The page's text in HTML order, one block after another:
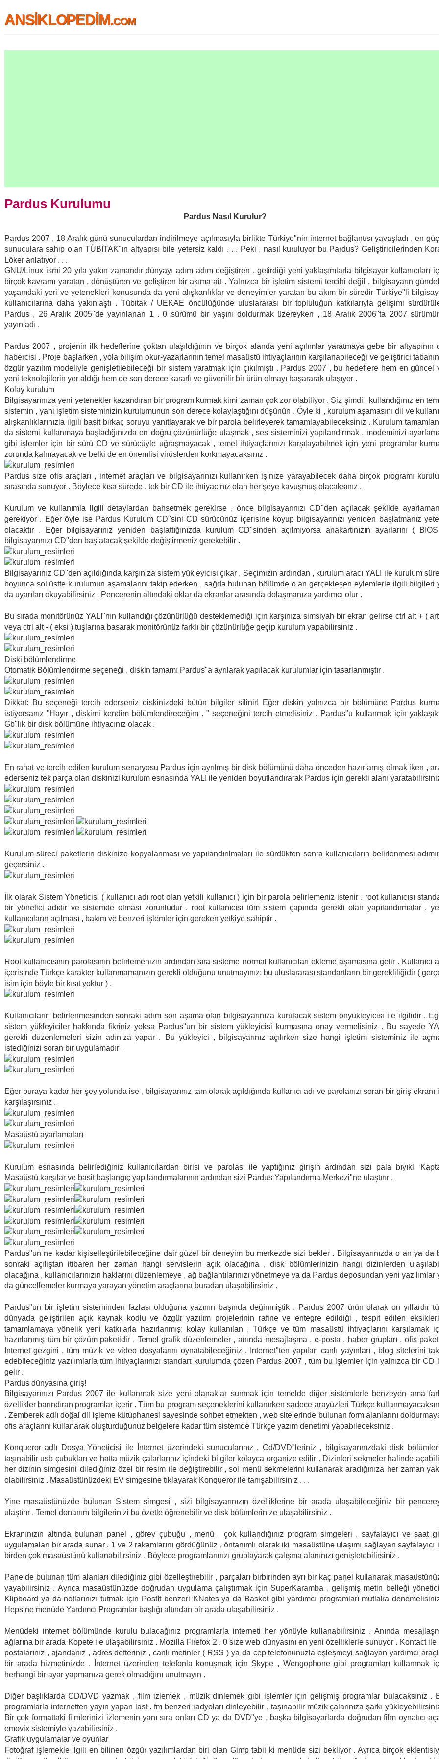
ANSİKLOPEDİM.com
Pardus Kurulumu
Pardus Nasıl Kurulur?
Pardus 2007 , 18 Aralık günü sunuculardan indirilmeye açılmasıyla birlikte Türkiye"nin internet bağlantısı yavaşladı , en
sunuculara sahip olan TÜBİTAK"ın altyapısı bile yetersiz kaldı . . . Peki , nasıl kuruluyor bu Pardus? Geliştiricilerinden
Löker anlatıyor . . .
GNU/Linux ismi 20 yıla yakın zamandır dünyayı adım adım değiştiren , getirdiği yeni yaklaşımlarla bilgisayar kullanıcıları
birçok kavramı yaratan , dönüştüren ve geliştiren bir akıma ait . Yalnızca bir işletim sistemi tercihi değil , bilgisayarın
yaşamdaki yeri ve yetenekleri konusunda da yeni alışkanlıklar ve deneyimler yaratan bu akım bir süredir Türkiye"li
kullanıcılarına daha yakınlaştı . Tübitak / UEKAE öncülüğünde uluslararası bir topluluğun katkılarıyla gelişimi
Pardus , 26 Aralık 2005"de yayınlanan 1 . 0 sürümü bir yaşını doldurmak üzereyken , 18 Aralık 2006"ta 2007
yayınladı .
Pardus 2007 , projenin ilk hedeflerine çoktan ulaşıldığının ve birçok alanda yeni açılımlar yaratmaya gebe bir altyapının
habercisi . Proje başlarken , yola bilişim okur-yazarlarının temel masaüstü ihtiyaçlarının karşılanabileceği ve geliştirici
özgür yazılım modeliyle genişletilebileceği bir sistem yaratmak için çıkılmıştı . Pardus 2007 , bu hedeflere hem en güncel
yeni teknolojilerin yer aldığı hem de son derece kararlı ve güvenilir bir ürün olmayı başararak ulaşıyor .
Kolay kurulum
Bilgisayarınıza yeni yetenekler kazandıran bir program kurmak kimi zaman çok zor olabiliyor . Siz şimdi , kullandığınız en
sistemin , yani işletim sisteminizin kurulumunun son derece kolaylaştığını düşünün . Öyle ki , kurulum aşamasını dil ve
alışkanlıklarınızla ilgili basit birkaç soruyu yanıtlayarak ve bir parola belirleyerek tamamlayabileceksiniz . Kurulum
da sistemi kullanmaya başladığınızda en doğru çözünürlüğe ulaşmak , ses sisteminizi yapılandırmak , modeminizi
gibi işlemler için bir sürü CD ve sürücüyle uğraşmayacak , temel ihtiyaçlarınızı karşılayabilmek için yeni programlar
zorunda kalmayacak ve belki de en önemlisi virüslerden korkmayacaksınız .
Pardus size ofis araçları , internet araçları ve bilgisayarınızı kullanırken işinize yarayabilecek daha birçok programı
sırasında sunuyor . Böylece kısa sürede , tek bir CD ile ihtiyacınız olan her şeye kavuşmuş olacaksınız .
Kurulum ve kullanımla ilgili detaylardan bahsetmek gerekirse , önce bilgisayarınızı CD"den açılacak şekilde
gerekiyor . Eğer öyle ise Pardus Kurulum CD"sini CD sürücünüz içerisine koyup bilgisayarınızı yeniden başlatmanız
olacaktır . Eğer bilgisayarınız yeniden başlattığınızda kurulum CD"sinden açılmıyorsa anakartınızın ayarlarını (
bilgisayarınızı CD"den başlatacak şekilde değiştirmeniz gerekebilir .
Bilgisayarınız CD"den açıldığında karşınıza sistem yükleyicisi çıkar . Seçimizin ardından , kurulum aracı YALI ile kurulum
boyunca sol üstte kurulumun aşamalarını takip ederken , sağda bulunan bölümde o an gerçekleşen eylemlerle ilgili bilgileri
da uyarıları okuyabilirsiniz . Pencerenin altındaki oklar da ekranlar arasında dolaşmanıza yardımcı olur .
Bu sırada monitörünüz YALI"nın kullandığı çözünürlüğü desteklemediği için karşınıza simsiyah bir ekran gelirse ctrl alt + (
veya ctrl alt - ( eksi ) tuşlarına basarak monitörünüz farklı bir çözünürlüğe geçip kurulum yapabilirsiniz .
Diski bölümlendirme
Otomatik Bölümlendirme seçeneği , diskin tamamı Pardus"a ayrılarak yapılacak kurulumlar için tasarlanmıştır .
Dikkat: Bu seçeneği tercih ederseniz diskinizdeki bütün bilgiler silinir! Eğer diskin yalnızca bir bölümüne Pardus
istiyorsanız "Hayır , diskimi kendim bölümlendireceğim . " seçeneğini tercih etmelisiniz . Pardus"u kullanmak için
Gb"lık bir disk bölümüne ihtiyacınız olacak .
En rahat ve tercih edilen kurulum senaryosu Pardus için ayrılmış bir disk bölümünü daha önceden hazırlamış olmak iken ,
ederseniz tek parça olan diskinizi kurulum esnasında YALI ile yeniden boyutlandırarak Pardus için gerekli alanı
Kurulum süreci paketlerin diskinize kopyalanması ve yapılandırılmaları ile sürdükten sonra kullanıcıların belirlenmesi
geçersiniz .
İlk olarak Sistem Yöneticisi ( kullanıcı adı root olan yetkili kullanıcı ) için bir parola belirlemeniz istenir . root kullanıcısı
bir yönetici adıdır ve sistemde olması zorunludur . root kullanıcısı tüm sistem çapında gerekli olan yapılandırmalar ,
kullanıcıların açılması , bakım ve benzeri işlemler için gereken yetkiye sahiptir .
Root kullanıcısının parolasının belirlemenizin ardından sıra sisteme normal kullanıcıları ekleme aşamasına gelir . Kullanıcı
içerisinde Türkçe karakter kullanmamanızın gerekli olduğunu unutmayınız; bu uluslararası standartların bir gerekliliğidir (
isim için böyle bir kısıt yoktur ) .
Kullanıcıların belirlenmesinden sonraki adım son aşama olan bilgisayarınıza kurulacak sistem önyükleyicisi ile ilgilidir .
sistem yükleyiciler hakkında fikriniz yoksa Pardus"un bir sistem yükleyicisi kurmasına onay vermelisiniz . Bu sayede
gerekli düzenlemeleri sizin adınıza yapar . Bu yükleyici , bilgisayarınız açılırken size hangi işletim sisteminiz ile
istediğinizi soran bir uygulamadır .
Eğer buraya kadar her şey yolunda ise , bilgisayarınız tam olarak açıldığında kullanıcı adı ve parolanızı soran bir giriş ekranı
karşılaşırsınız .
Masaüstü ayarlamaları
Kurulum esnasında belirlediğiniz kullanıcılardan birisi ve parolası ile yaptığınız girişin ardından sizi pala bıyıklı
Masaüstü karşılar ve basit başlangıç yapılandırmalarının ardından sizi Pardus Yapılandırma Merkezi"ne ulaştırır .
Pardus"un ne kadar kişiselleştirilebileceğine dair güzel bir deneyim bu merkezde sizi bekler . Bilgisayarınızda o an ya da
sonraki açılıştan itibaren her zaman hangi servislerin açık olacağına , disk bölümlerinizin hangi dizinlerden
olacağına , kullanıcılarınızın haklarını düzenlemeye , ağ bağlantılarınızı yönetmeye ya da Pardus deposundan yeni yazılımlar
da güncellemeler kurmaya yarayan yönetim araçlarına buradan ulaşabilirsiniz .
Pardus"un bir işletim sisteminden fazlası olduğuna yazının başında değinmiştik . Pardus 2007 ürün olarak on yıllardır
dünyada geliştirilen açık kaynak kodlu ve özgür yazılım projelerinin rafine ve entegre edildiği , tespit edilen
tamamlamaya yönelik yeni katkılarla hazırlanmış; kolay kullanılan , Türkçe ve tüm masaüstü ihtiyaçlarını karşılamak
hazırlanmış tüm bir çözüm paketidir . Temel grafik düzenlemeler , anında mesajlaşma , e-posta , haber grupları , ofis
Internet gezgini , tüm müzik ve video dosyalarını oynatabileceğiniz , Internet"ten yapılan canlı yayınları , blog sitelerini
edebileceğiniz yazılımlarla tüm ihtiyaçlarınızı standart kurulumda çözen Pardus 2007 , tüm bu işlemler için yalnızca bir CD
gelir .
Pardus dünyasına giriş!
Bilgisayarınızı Pardus 2007 ile kullanmak size yeni olanaklar sunmak için temelde diğer sistemlerle benzeyen ama
özellikler barındıran programlar içerir . Tüm bu program seçeneklerini kullanırken sadece arayüzleri Türkçe
. Zemberek adlı doğal dil işleme kütüphanesi sayesinde sohbet etmekten , web sitelerinde bulunan form alanlarını
ofis araçlarını kullanarak oluşturduğunuz belgelere kadar tüm sistemde Türkçe yazım denetimi yapabileceksiniz .
Konqueror adlı Dosya Yöneticisi ile İnternet üzerindeki sunucularınız , Cd/DVD"leriniz , bilgisayarınızdaki disk
taşınabilir usb çubukları ve hatta müzik çalarlarınız içindeki bilgiler kolayca organize edilir . Dizinleri sekmeler halinde
her dizinin simgesini dilediğiniz özel bir resim ile değiştirebilir , sol menü sekmelerini kullanarak aradığınıza her zaman
olabilirsiniz . Masaüstünüzdeki EV simgesine tıklayarak Konqueror ile tanışabilirsiniz . . .
Yine masaüstünüzde bulunan Sistem simgesi , sizi bilgisayarınızın özelliklerine bir arada ulaşabileceğiniz bir
ulaştırır . Temel donanım bilgilerinizi bu özetle öğrenebilir ve disk bölümlerinize ulaşabilirsiniz .
Ekranınızın altında bulunan panel , görev çubuğu , menü , çok kullandığınız program simgeleri , sayfalayıcı ve saat
uygulamaları bir arada sunar . 1 ve 2 rakamlarını gördüğünüz , öntanımlı olarak iki masaüstüne ulaşımı sağlayan sayfalayıcı
birden çok masaüstünü kullanabilirsiniz . Böylece programlarınızı gruplayarak çalışma alanınızı genişletebilirsiniz .
Panelde bulunan tüm alanları dilediğiniz gibi özelleştirebilir , parçaları birbirinden ayrı bir kaç panel kullanarak
yayabilirsiniz . Ayrıca masaüstünüzde doğrudan uygulama çalıştırmak için SuperKaramba , gelişmiş metin belleği
Klipboard ya da notlarınızı tutmak için PostIt benzeri KNotes ya da Basket gibi yardımcı programları mutlaka
Hepsine menüde Yardımcı Programlar başlığı altından bir arada ulaşabilirsiniz .
Menüdeki internet bölümünde kurulu bulacağınız programlarla interneti her yönüyle kullanabilirsiniz . Anında
ağlarına bir arada Kopete ile ulaşabilirsiniz . Mozilla Firefox 2 . 0 size web dünyasını en yeni özelliklerle sunuyor . Kontact ile
postalarınız , ajandanız , adres defteriniz , canlı metinler ( RSS ) ya da cep telefonunuzla eşleşmeyi sağlayan yardımcı
bir arada hizmetinizde . İnternet üzerinden telefonla konuşmak için Skype , Wengophone gibi programları kullanmak
herhangi bir ayar yapmanıza gerek olmadığını unutmayın .
Diğer başlıklarda CD/DVD yazmak , film izlemek , müzik dinlemek gibi işlemler için gelişmiş programlar bulacaksınız .
programlarla internetten yayın yapan last . fm benzeri radyoları dinleyebilir , taşınabilir müzik çalarınıza şarkı
Bir çok formattaki filmlerinizi izlemenin yanı sıra onları CD ya da DVD"ye , başka bilgisayarlarda doğrudan film oynatıcı
emovix sistemiyle yazabilirsiniz .
Grafik uygulamalar ve oyunlar
Fotoğraf işlemekle ilgili en bilinen özgür yazılımlardan biri olan Gimp tabii ki menüde sizi bekliyor . Ayrıca birçok